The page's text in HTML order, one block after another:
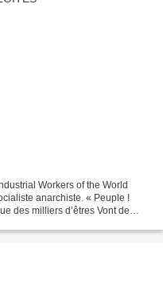
Workers of the World
anarchiste. « Peuple !
des milliers d’êtres Vont de